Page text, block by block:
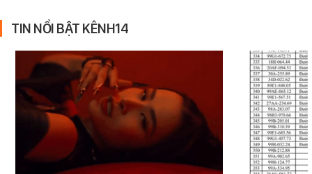
TIN NỔI BẬT KÊNH14